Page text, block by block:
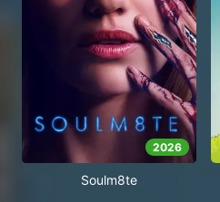
2026
Soulm8te